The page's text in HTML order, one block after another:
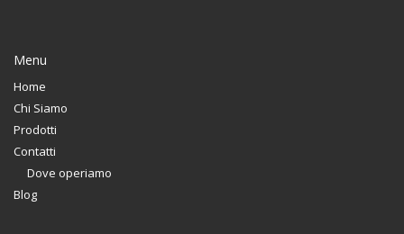
Menu
Home
Chi Siamo
Prodotti
Contatti
Dove operiamo
Blog